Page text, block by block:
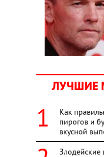
ЛУЧШИЕ
Как
пирогов и
вкусной
Злодейские